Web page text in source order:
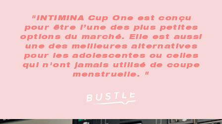
"INTIMINA Cup One est conçu
pour être l’une des plus petites
options du marché. Elle est aussi
une des meilleures alternatives
pour les adolescentes ou celles
qui n'ont jamais utilisé de coupe
menstruelle. "